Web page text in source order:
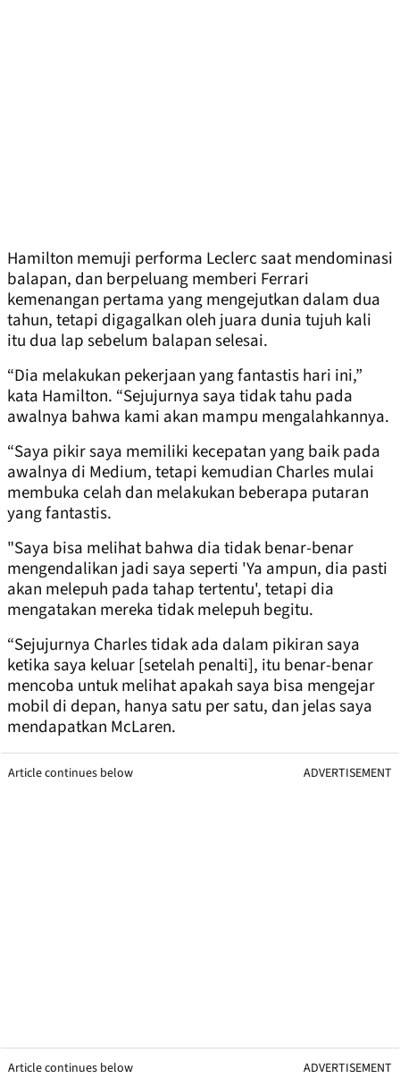
Hamilton memuji performa Leclerc saat mendominasi
balapan, dan berpeluang memberi Ferrari
kemenangan pertama yang mengejutkan dalam dua
tahun, tetapi digagalkan oleh juara dunia tujuh kali
itu dua lap sebelum balapan selesai.
“Dia melakukan pekerjaan yang fantastis hari ini,”
kata Hamilton. “Sejujurnya saya tidak tahu pada
awalnya bahwa kami akan mampu mengalahkannya.
“Saya pikir saya memiliki kecepatan yang baik pada
awalnya di Medium, tetapi kemudian Charles mulai
membuka celah dan melakukan beberapa putaran
yang fantastis.
"Saya bisa melihat bahwa dia tidak benar-benar
mengendalikan jadi saya seperti 'Ya ampun, dia pasti
akan melepuh pada tahap tertentu', tetapi dia
mengatakan mereka tidak melepuh begitu.
“Sejujurnya Charles tidak ada dalam pikiran saya
ketika saya keluar [setelah penalti], itu benar-benar
mencoba untuk melihat apakah saya bisa mengejar
mobil di depan, hanya satu per satu, dan jelas saya
mendapatkan McLaren.
Article continues below ADVERTISEMENT
Article continues below ADVERTISEMENT